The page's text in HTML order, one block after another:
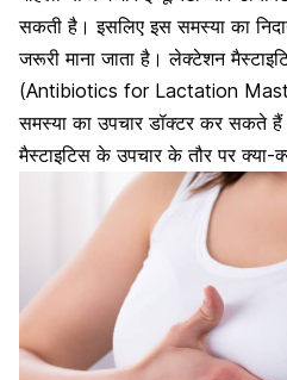
सकती है। इसलिए इस समस्या का
जरूरी माना जाता है। लेक्टेशन
(Antibiotics for Lactation
समस्या का उपचार डॉक्टर कर सकते
मैस्टाइटिस के उपचार के तौर पर क्या-